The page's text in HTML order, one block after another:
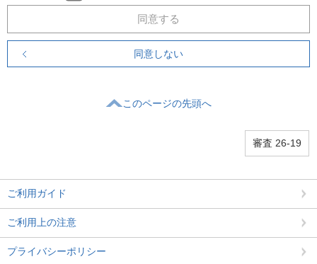
同意する
同意しない
このページの先頭へ
審査 26-19
ご利用ガイド
ご利用上の注意
プライバシーポリシー